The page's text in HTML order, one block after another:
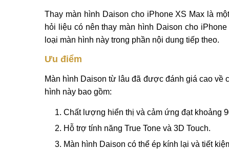
Thay màn hình Daison cho iPhone XS Max là
hỏi liệu có nên thay màn hình Daison cho
loại màn hình này trong phần nội dung tiếp theo.
Ưu điểm
Màn hình Daison từ lâu đã được đánh giá cao
hình này bao gồm:
Chất lượng hiển thị và cảm ứng đạt khoảng
Hỗ trợ tính năng True Tone và 3D Touch.
Màn hình Daison có thể ép kính lại và tiết